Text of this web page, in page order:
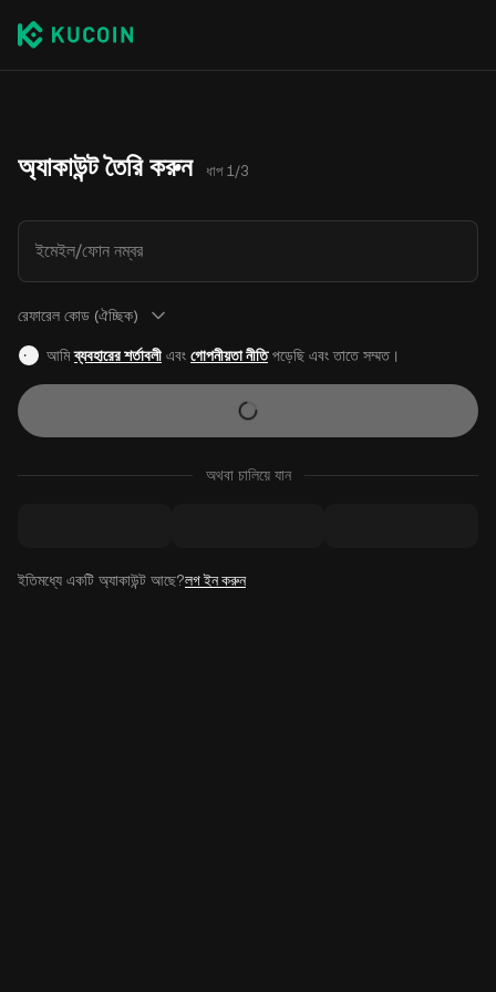
অ্যাকাউন্ট তৈরি করুন ধাপ 1/3
ইমেইল/ফোন নম্বর
রেফারেল কোড (ঐচ্ছিক)
আমিব্যবহারের শর্তাবলীএবং গোপনীয়তা নীতিপড়েছি এবং তাতে সম্মত।
অথবা চালিয়ে যান
ইতিমধ্যে একটি অ্যাকাউন্ট আছে?লগ ইন করুন